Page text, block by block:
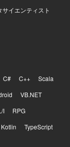
サイエンティスト
C# C++
Scala
VB.NET
I
RPG
Kotlin
TypeScript